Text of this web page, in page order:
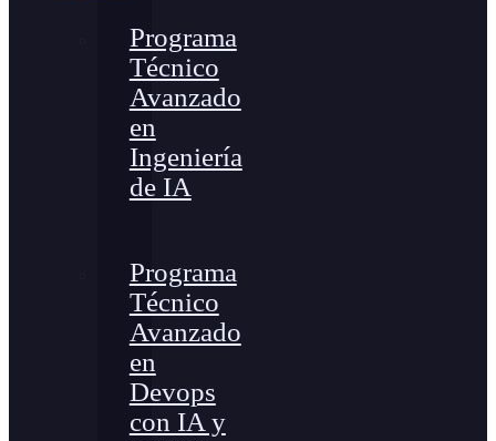
Programa
Técnico
Avanzado
en
Ingeniería
de IA
Programa
Técnico
Avanzado
en
Devops
con IA y